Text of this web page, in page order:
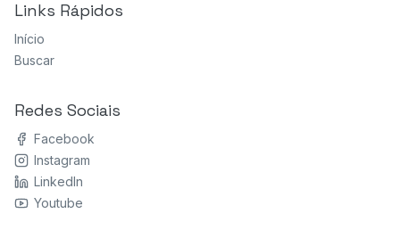
Links Rápidos
Início
Buscar
Redes Sociais
Facebook
Instagram
LinkedIn
Youtube